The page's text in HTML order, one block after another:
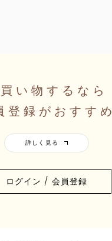
い物するなら
登録がおすすめ
ログイン / 会員登録